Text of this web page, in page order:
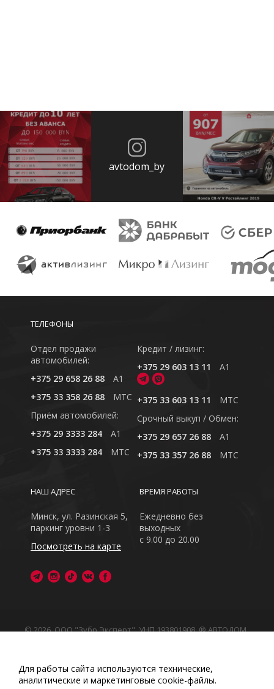
avtodom_by
ТЕЛЕФОНЫ
Отдел продажи
автомобилей:
+375 29 658 26 88
A1
+375 33 358 26 88
MTC
Приём автомобилей:
+375 29 3333 284
A1
+375 33 3333 284
MTC
Кредит / лизинг:
+375 29 603 13 11
A1
+375 33 603 13 11
MTC
Cрочный выкуп / Обмен:
+375 29 657 26 88
A1
+375 33 357 26 88
MTC
ВРЕМЯ РАБОТЫ
Ежедневно без
выходных
с 9.00 до 20.00
НАШ АДРЕС
Минск, ул. Разинская 5,
паркинг уровни 1-3
Посмотреть на карте
© 2026, ООО "Зубр Эксперт", УНП 193801908. ® АВТОДОМ
Обращаем Ваше внимание на то, что данный интернет-
сайт носит исключительно информационный характер
Любое использование либо копирование материалов
Для работы сайта используются технические,
аналитические и маркетинговые сооkіе-файлы.